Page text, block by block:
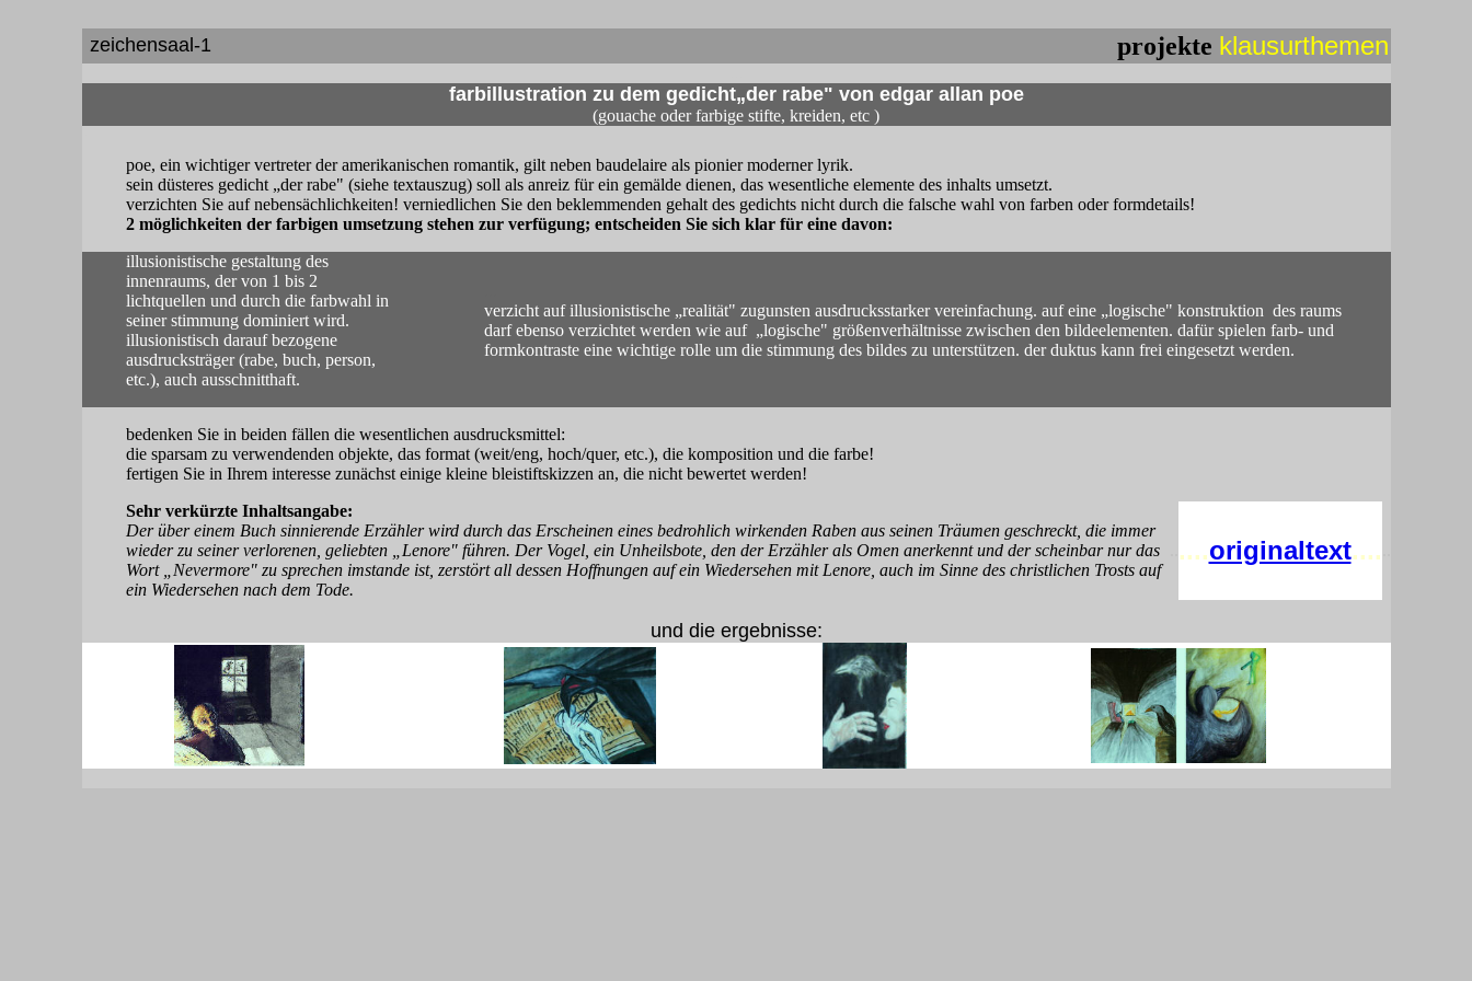
zeichensaal-1 projekte klausurthemen
farbillustration zu dem gedicht„der rabe" von edgar allan poe
(gouache oder farbige stifte, kreiden, etc )
poe, ein wichtiger vertreter der amerikanischen romantik, gilt neben baudelaire als pionier moderner lyrik.
sein düsteres gedicht „der rabe" (siehe textauszug) soll als anreiz für ein gemälde dienen, das wesentliche elemente des inhalts umsetzt.
verzichten Sie auf nebensächlichkeiten! verniedlichen Sie den beklemmenden gehalt des gedichts nicht durch die falsche wahl von farben oder formdetails!
2 möglichkeiten der farbigen umsetzung stehen zur verfügung; entscheiden Sie sich klar für eine davon:
illusionistische gestaltung des
innenraums, der von 1 bis 2
lichtquellen und durch die farbwahl in
seiner stimmung dominiert wird.
illusionistisch darauf bezogene
ausdrucksträger (rabe, buch, person,
etc.), auch ausschnitthaft.
verzicht auf illusionistische „realität" zugunsten ausdrucksstarker vereinfachung. auf eine „logische" konstruktion des raums
darf ebenso verzichtet werden wie auf „logische" größenverhältnisse zwischen den bildeelementen. dafür spielen farb- und
formkontraste eine wichtige rolle um die stimmung des bildes zu unterstützen. der duktus kann frei eingesetzt werden.
bedenken Sie in beiden fällen die wesentlichen ausdrucksmittel:
die sparsam zu verwendenden objekte, das format (weit/eng, hoch/quer, etc.), die komposition und die farbe!
fertigen Sie in Ihrem interesse zunächst einige kleine bleistiftskizzen an, die nicht bewertet werden!
Sehr verkürzte Inhaltsangabe:
Der über einem Buch sinnierende Erzähler wird durch das Erscheinen eines bedrohlich wirkenden Raben aus seinen Träumen geschreckt, die immer
wieder zu seiner verlorenen, geliebten „Lenore" führen. Der Vogel, ein Unheilsbote, den der Erzähler als Omen anerkennt und der scheinbar nur das
Wort „Nevermore" zu sprechen imstande ist, zerstört all dessen Hoffnungen auf ein Wiedersehen mit Lenore, auch im Sinne des christlichen Trosts auf
ein Wiedersehen nach dem Tode.
....originaltext....
und die ergebnisse: